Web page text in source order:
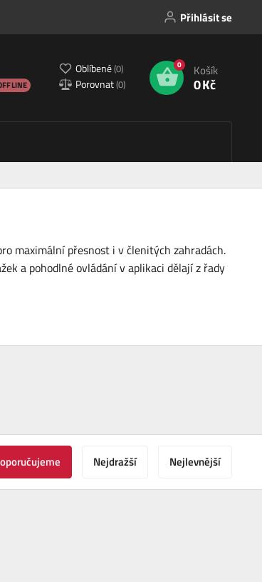
Přihlásit se
Oblíbené(0)
Porovnat(0)
0 Košík
0 Kč
maximální přesnost i v členitých zahradách.
a pohodlné ovládání v aplikaci dělají z řady
Nejdražší Nejlevnější